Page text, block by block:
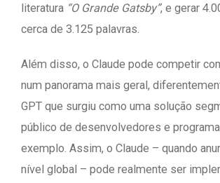
literatura “O Grande Gatsby”, e gerar
cerca de 3.125 palavras.
Além disso, o Claude pode competir
num panorama mais geral,
GPT que surgiu como uma solução
público de desenvolvedores e
exemplo. Assim, o Claude – quando
nível global – pode realmente ser